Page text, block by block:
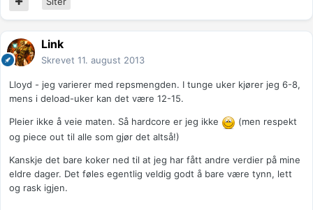
Link
Skrevet 11. august 2013
Lloyd - jeg varierer med repsmengden. I tunge uker kjører jeg 6-8,
mens i deload-uker kan det være 12-15.
Pleier ikke å veie maten. Så hardcore er jeg ikke
(men respekt
og piece out til alle som gjør det altså!)
Kanskje det bare koker ned til at jeg har fått andre verdier på mine
eldre dager. Det føles egentlig veldig godt å bare være tynn, lett
og rask igjen.